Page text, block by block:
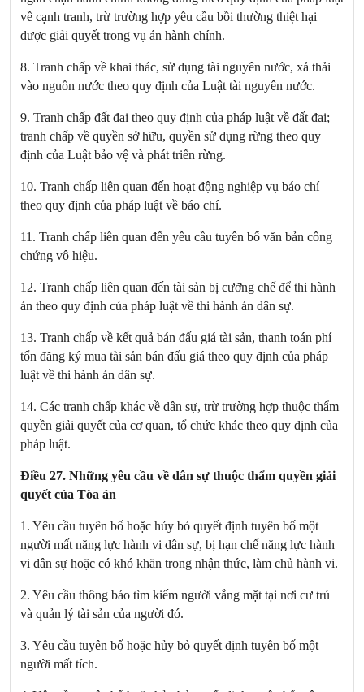
về cạnh tranh, trừ trường hợp yêu cầu bồi thường thiệt hại
được giải quyết trong vụ án hành chính.
8. Tranh chấp về khai thác, sử dụng tài nguyên nước, xả thải
vào nguồn nước theo quy định của Luật tài nguyên nước.
9. Tranh chấp đất đai theo quy định của pháp luật về đất đai;
tranh chấp về quyền sở hữu, quyền sử dụng rừng theo quy
định của Luật bảo vệ và phát triển rừng.
10. Tranh chấp liên quan đến hoạt động nghiệp vụ báo chí
theo quy định của pháp luật về báo chí.
11. Tranh chấp liên quan đến yêu cầu tuyên bố văn bản công
chứng vô hiệu.
12. Tranh chấp liên quan đến tài sản bị cưỡng chế để thi hành
án theo quy định của pháp luật về thi hành án dân sự.
13. Tranh chấp về kết quả bán đấu giá tài sản, thanh toán phí
tổn đăng ký mua tài sản bán đấu giá theo quy định của pháp
luật về thi hành án dân sự.
14. Các tranh chấp khác về dân sự, trừ trường hợp thuộc thẩm
quyền giải quyết của cơ quan, tổ chức khác theo quy định của
pháp luật.
Điều 27. Những yêu cầu về dân sự thuộc thẩm quyền giải
quyết của Tòa án
1. Yêu cầu tuyên bố hoặc hủy bỏ quyết định tuyên bố một
người mất năng lực hành vi dân sự, bị hạn chế năng lực hành
vi dân sự hoặc có khó khăn trong nhận thức, làm chủ hành vi.
2. Yêu cầu thông báo tìm kiếm người vắng mặt tại nơi cư trú
và quản lý tài sản của người đó.
3. Yêu cầu tuyên bố hoặc hủy bỏ quyết định tuyên bố một
người mất tích.